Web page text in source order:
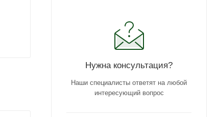
Нужна консультация?
Наши специалисты ответят на любой
интересующий вопрос